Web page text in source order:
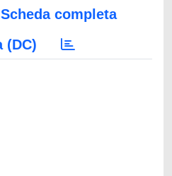
Scheda completa
(DC)